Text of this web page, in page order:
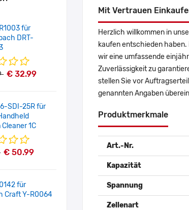
für
DRT-
€ 32.99
SDI-25R für
1C
€ 50.99
für
Craft Y-R0064
Mit Vertrauen
Herzlich willkommen in
kaufen entschieden haben.
wir eine umfassende
Zuverlässigkeit zu
stellen Sie vor
genannten Angaben
Produktmerkmale
Art.-Nr.
Kapazität
Spannung
Zellenart